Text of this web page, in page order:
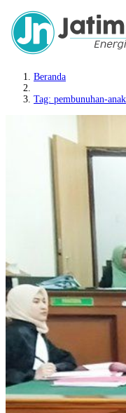
Beranda
Tag: pembunuhan-anak